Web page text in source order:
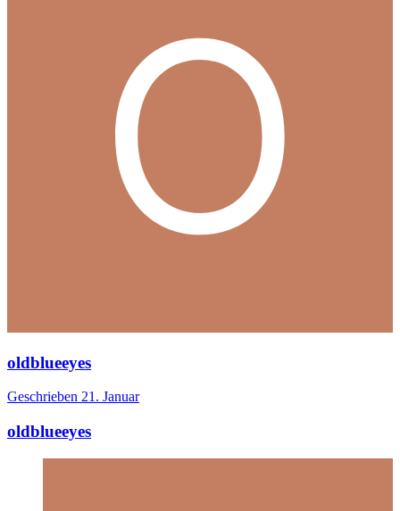
oldblueeyes
Geschrieben 21. Januar
oldblueeyes